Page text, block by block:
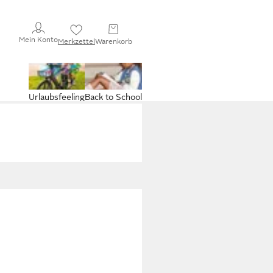
Mein KontoMerkzettelWarenkorb
Back to School
Urlaubsfeeling